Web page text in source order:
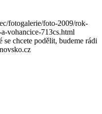
fotogalerie/foto-2009/rok-
vohancice-713cs.html
chcete podělit, budeme rádi